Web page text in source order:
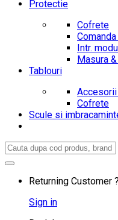
Protectie
Cofrete
Intr.
Masura
Tablouri
Cofrete
Scule si
Search
for:
Returning Customer ?
Sign in